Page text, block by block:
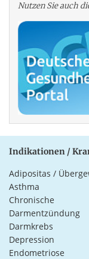
Nutzen Sie auch
Indikationen /
Adipositas /
Asthma
Chronische
Darmentzündung
Darmkrebs
Depression
Endometriose